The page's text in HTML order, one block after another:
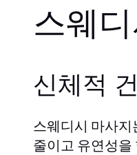
스웨
신체적
스웨디시 마사지
줄이고 유연성